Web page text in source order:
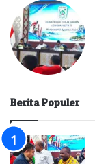
Berita Populer